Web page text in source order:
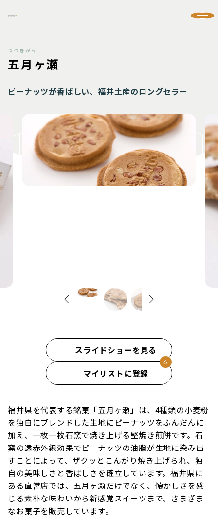
五月ヶ瀬
ピーナッツが香ばしい、福井土産のロングセラー
福井県を代表する銘菓「五月ヶ瀬」は、4種類の小麦粉
を独自にブレンドした生地にピーナッツをふんだんに
加え、一枚一枚石窯で焼き上げる堅焼き煎餅です。石
窯の遠赤外線効果でピーナッツの油脂が生地に染み出
すことによって、ザクッとこんがり焼き上げられ、独
自の美味しさと香ばしさを確立しています。福井県に
ある直営店では、五月ヶ瀬だけでなく、懐かしさを感
じる素朴な味わいから新感覚スイーツまで、さまざま
なお菓子を販売しています。
スライドショーを見る
マイリストに登録